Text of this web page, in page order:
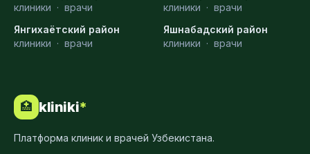
клиники · врачи
клиники · врачи
Янгихаётский район
клиники · врачи
Яшнабадский район
клиники · врачи
🏥 kliniki*
Платформа клиник и врачей Узбекистана.